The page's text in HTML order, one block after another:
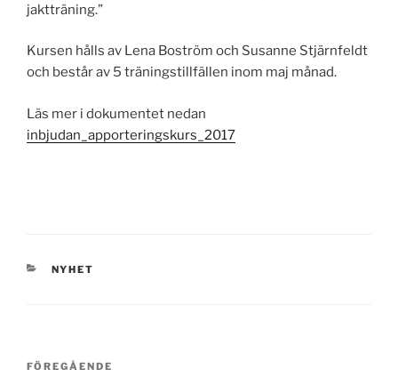
jaktträning.”
Kursen hålls av Lena Boström och Susanne Stjärnfeldt
och består av 5 träningstillfällen inom maj månad.
Läs mer i dokumentet nedan
inbjudan_apporteringskurs_2017
KATEGORIER
NYHET
Inläggsnavigering
Föregående
FÖREGÅENDE